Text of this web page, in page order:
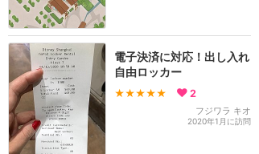
電子決済に対応！出し入れ
自由ロッカー
★★★★★ 2
フジワラ キオ
2020年1月に訪問